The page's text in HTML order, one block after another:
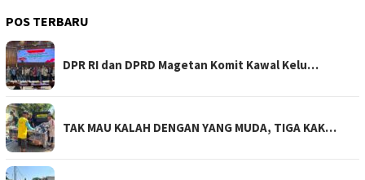
POS TERBARU
DPR RI dan DPRD Magetan Komit Kawal Kelu…
TAK MAU KALAH DENGAN YANG MUDA, TIGA KAK…